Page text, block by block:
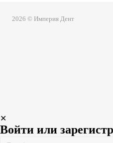
2026 © Империя Дент
✕
Войти или